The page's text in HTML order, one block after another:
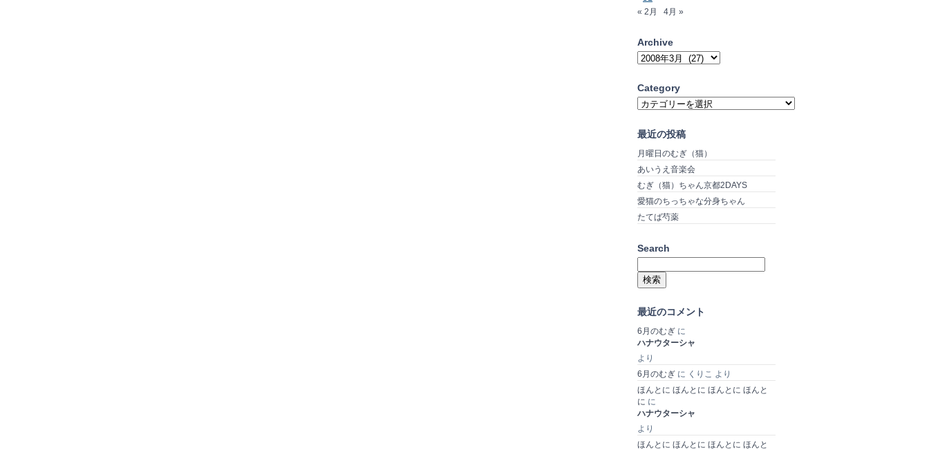
« 2月
4月 »
Archive
Archive
Category
Category
最近の投稿
月曜日のむぎ（猫）
あいうえ音楽会
むぎ（猫）ちゃん京都2DAYS
愛猫のちっちゃな分身ちゃん
たてば芍薬
Search
索:
最近のコメント
6月のむぎ に
ハナウターシャ
より
6月のむぎ に くりこ より
ほんとに ほんとに ほんとに ほんと
に に
ハナウターシャ
より
ほんとに ほんとに ほんとに ほんと